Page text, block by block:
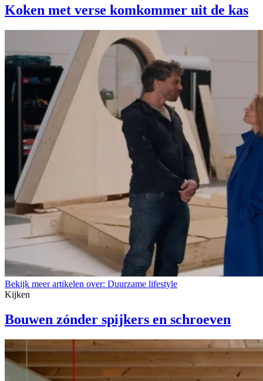
Koken met verse komkommer uit de kas
Bekijk meer artikelen over: Duurzame lifestyle
Kijken
Bouwen zónder spijkers en schroeven